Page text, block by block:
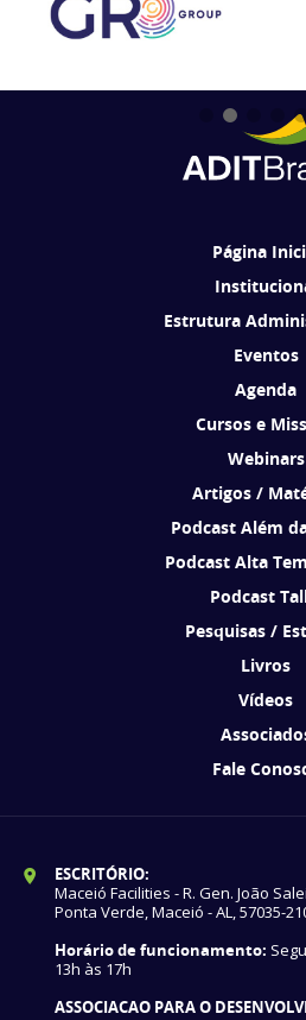
Página
Estrutura
Eventos
Agenda
Cursos e
Webinars
Artigos /
Podcast Além
Podcast Alta
Podcast
Pesquisas /
Livros
Vídeos
Fale
ESCRITÓRIO:
Maceió Facilities - R. Gen. João
Ponta Verde, Maceió - AL, 57035-
Horário de funcionamento:
13h às 17h
ASSOCIACAO PARA O